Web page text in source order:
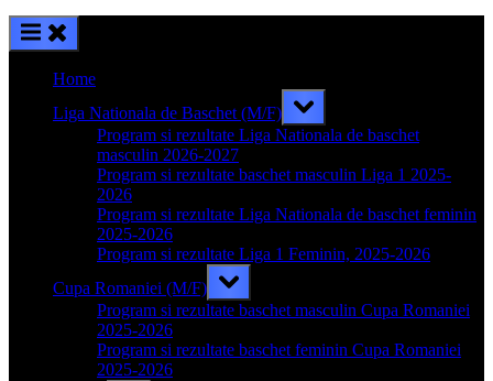
Home
Liga Nationala de Baschet (M/F)
Toggle
sub-
menu
Program si rezultate Liga Nationala de baschet
masculin 2026-2027
Program si rezultate baschet masculin Liga 1 2025-
2026
Program si rezultate Liga Nationala de baschet feminin
2025-2026
Program si rezultate Liga 1 Feminin, 2025-2026
Cupa Romaniei (M/F)
Toggle
sub-
menu
Program si rezultate baschet masculin Cupa Romaniei
2025-2026
Program si rezultate baschet feminin Cupa Romaniei
2025-2026